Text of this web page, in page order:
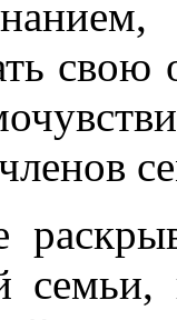
свою